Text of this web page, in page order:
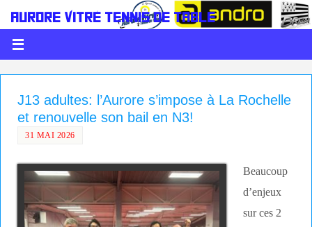
AURORE VITRÉ TENNIS DE TABLE
LE PING C'EST DE LA BALLE
J13 adultes: l’Aurore s’impose à La Rochelle
et renouvelle son bail en N3!
31 MAI 2026
Beaucoup
d’enjeux
sur ces 2